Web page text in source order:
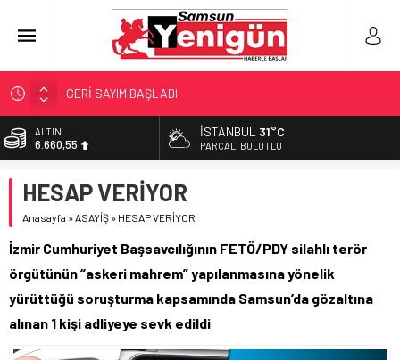
GERİ SAYIM BAŞLADI
SAMSUNSPOR’DA HEDEF 5’İNCİLİK!
‘BAFRA’YA YATIRIM YAPIN!’
YÖNETİCİ SEÇERKEN YAPILAN EN BÜYÜK HATALAR
ALTIN
6.660,55
13.779,39
DOLAR
55,1881
İSTANBUL 31°C
PARÇALI BULUTLU
HESAP VERİYOR
Anasayfa »ASAYİŞ » HESAP VERİYOR
İzmir Cumhuriyet Başsavcılığının FETÖ/PDY silahlı terör
örgütünün “askeri mahrem” yapılanmasına yönelik
yürüttüğü soruşturma kapsamında Samsun’da gözaltına
alınan 1 kişi adliyeye sevk edildi